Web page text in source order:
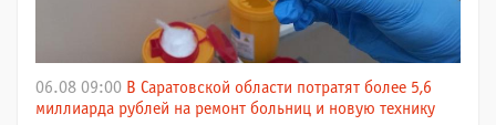
06.08 09:00 В Саратовской области потратят более 5,6
миллиарда рублей на ремонт больниц и новую технику